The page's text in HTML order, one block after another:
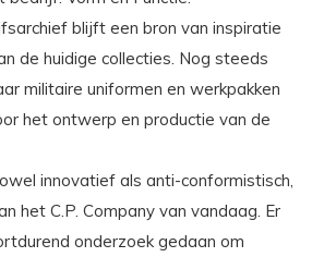
blijft een bron van inspiratie
de huidige collecties. Nog steeds
militaire uniformen en werkpakken
het ontwerp en productie van de
innovatief als anti-conformistisch,
het C.P. Company van vandaag. Er
onderzoek gedaan om